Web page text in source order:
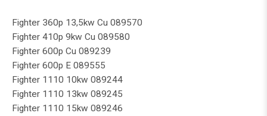
Fighter 360p 13,5kw Cu 089570
Fighter 410p 9kw Cu 089580
Fighter 600p Cu 089239
Fighter 600p E 089555
Fighter 1110 10kw 089244
Fighter 1110 13kw 089245
Fighter 1110 15kw 089246